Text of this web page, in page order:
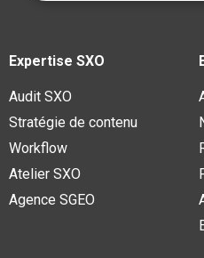
Expertise SXO
Audit SXO
Stratégie de contenu
Workflow
Atelier SXO
Agence SGEO